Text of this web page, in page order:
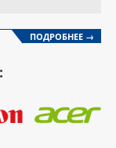
ПОДРОБНЕЕ →